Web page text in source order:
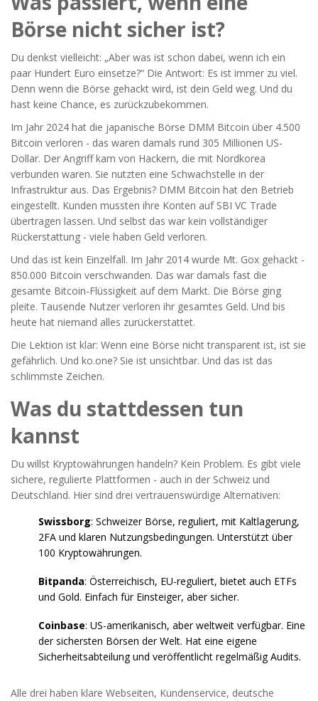
Börse nicht sicher ist?
Du denkst vielleicht: „Aber was ist schon dabei, wenn ich ein
paar Hundert Euro einsetze?“ Die Antwort: Es ist immer zu viel.
Denn wenn die Börse gehackt wird, ist dein Geld weg. Und du
hast keine Chance, es zurückzubekommen.
Im Jahr 2024 hat die japanische Börse DMM Bitcoin über 4.500
Bitcoin verloren - das waren damals rund 305 Millionen US-
Dollar. Der Angriff kam von Hackern, die mit Nordkorea
verbunden waren. Sie nutzten eine Schwachstelle in der
Infrastruktur aus. Das Ergebnis? DMM Bitcoin hat den Betrieb
eingestellt. Kunden mussten ihre Konten auf SBI VC Trade
übertragen lassen. Und selbst das war kein vollständiger
Rückerstattung - viele haben Geld verloren.
Und das ist kein Einzelfall. Im Jahr 2014 wurde Mt. Gox gehackt -
850.000 Bitcoin verschwanden. Das war damals fast die
gesamte Bitcoin-Flüssigkeit auf dem Markt. Die Börse ging
pleite. Tausende Nutzer verloren ihr gesamtes Geld. Und bis
heute hat niemand alles zurückerstattet.
Die Lektion ist klar: Wenn eine Börse nicht transparent ist, ist sie
gefährlich. Und ko.one? Sie ist unsichtbar. Und das ist das
schlimmste Zeichen.
Was du stattdessen tun
kannst
Du willst Kryptowährungen handeln? Kein Problem. Es gibt viele
sichere, regulierte Plattformen - auch in der Schweiz und
Deutschland. Hier sind drei vertrauenswürdige Alternativen:
Swissborg: Schweizer Börse, reguliert, mit Kaltlagerung,
2FA und klaren Nutzungsbedingungen. Unterstützt über
100 Kryptowährungen.
Bitpanda: Österreichisch, EU-reguliert, bietet auch ETFs
und Gold. Einfach für Einsteiger, aber sicher.
Coinbase: US-amerikanisch, aber weltweit verfügbar. Eine
der sichersten Börsen der Welt. Hat eine eigene
Sicherheitsabteilung und veröffentlicht regelmäßig Audits.
Alle drei haben klare Webseiten, Kundenservice, deutsche